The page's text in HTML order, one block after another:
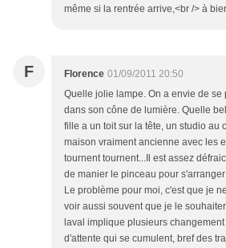
même si la rentrée arrive,<br /> à
F Florence 01/09/2011 20:50
Quelle jolie lampe. On a envie de se
dans son cône de lumière. Quelle
fille a un toit sur la tête, un studio au
maison vraiment ancienne avec les
tournent tournent...Il est assez
de manier le pinceau pour
Le problème pour moi, c'est que je
voir aussi souvent que je le
laval implique plusieurs
d'attente qui se cumulent, bref des